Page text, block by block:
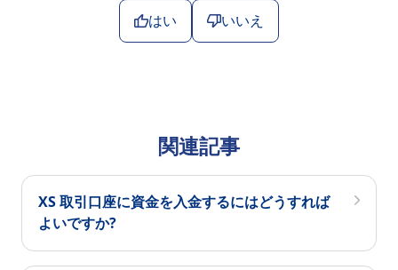
はい いいえ
関連記事
XS 取引口座に資金を入金するにはどうすれば
よいですか?